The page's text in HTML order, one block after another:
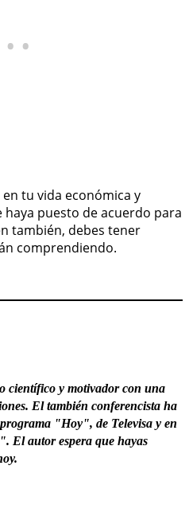
tu vida económica y
puesto de acuerdo para
también, debes tener
comprendiendo.
científico y motivador con una
El también conferencista ha
"Hoy", de Televisa y en
El autor espera que hayas